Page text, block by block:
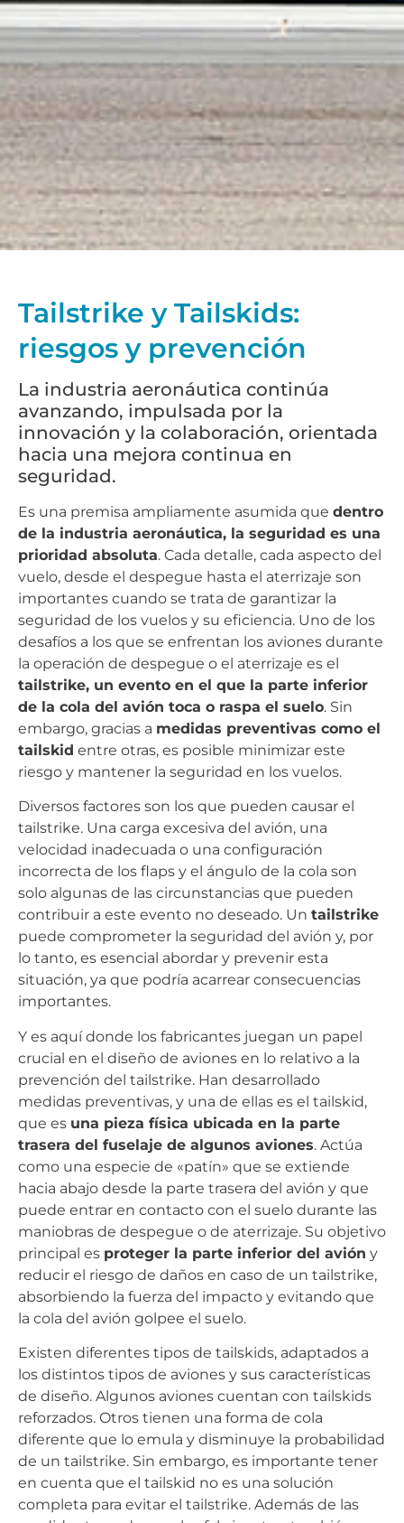
Tailstrike y Tailskids:
riesgos y prevención
La industria aeronáutica continúa
avanzando, impulsada por la
innovación y la colaboración, orientada
hacia una mejora continua en
seguridad.
Es una premisa ampliamente asumida que dentro
de la industria aeronáutica, la seguridad es una
prioridad absoluta. Cada detalle, cada aspecto del
vuelo, desde el despegue hasta el aterrizaje son
importantes cuando se trata de garantizar la
seguridad de los vuelos y su eficiencia. Uno de los
desafíos a los que se enfrentan los aviones durante
la operación de despegue o el aterrizaje es el
tailstrike, un evento en el que la parte inferior
de la cola del avión toca o raspa el suelo. Sin
embargo, gracias a medidas preventivas como el
tailskid entre otras, es posible minimizar este
riesgo y mantener la seguridad en los vuelos.
Diversos factores son los que pueden causar el
tailstrike. Una carga excesiva del avión, una
velocidad inadecuada o una configuración
incorrecta de los flaps y el ángulo de la cola son
solo algunas de las circunstancias que pueden
contribuir a este evento no deseado. Un tailstrike
puede comprometer la seguridad del avión y, por
lo tanto, es esencial abordar y prevenir esta
situación, ya que podría acarrear consecuencias
importantes.
Y es aquí donde los fabricantes juegan un papel
crucial en el diseño de aviones en lo relativo a la
prevención del tailstrike. Han desarrollado
medidas preventivas, y una de ellas es el tailskid,
que es una pieza física ubicada en la parte
trasera del fuselaje de algunos aviones. Actúa
como una especie de «patín» que se extiende
hacia abajo desde la parte trasera del avión y que
puede entrar en contacto con el suelo durante las
maniobras de despegue o de aterrizaje. Su objetivo
principal es proteger la parte inferior del avión y
reducir el riesgo de daños en caso de un tailstrike,
absorbiendo la fuerza del impacto y evitando que
la cola del avión golpee el suelo.
Existen diferentes tipos de tailskids, adaptados a
los distintos tipos de aviones y sus características
de diseño. Algunos aviones cuentan con tailskids
reforzados. Otros tienen una forma de cola
diferente que lo emula y disminuye la probabilidad
de un tailstrike. Sin embargo, es importante tener
en cuenta que el tailskid no es una solución
completa para evitar el tailstrike. Además de las